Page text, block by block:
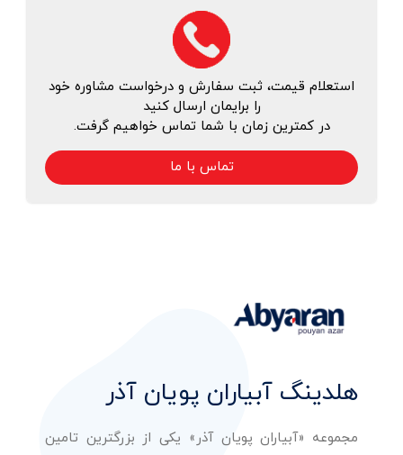
استعلام قیمت، ثبت سفارش و درخواست مشاوره خود
را برایمان ارسال کنید
در کمترین زمان با شما تماس خواهیم گرفت.
تماس با ما
هلدینگ آبیاران پویان آذر
مجموعه «آبیاران پویان آذر» یکی از بزرگترین تامین